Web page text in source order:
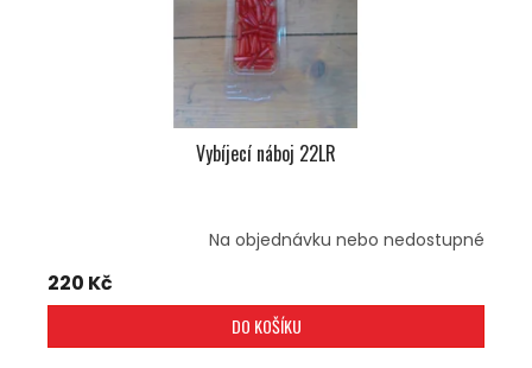
Vybíjecí náboj 22LR
Na objednávku nebo nedostupné
220 Kč
DO KOŠÍKU